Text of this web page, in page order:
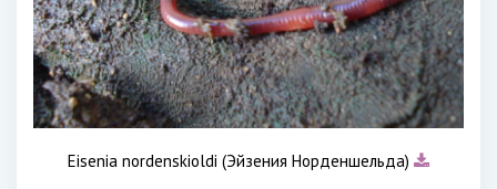
Eisenia nordenskioldi (Эйзения Норденшельда)